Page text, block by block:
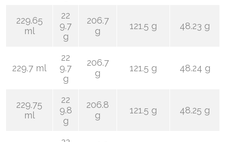
229.65
ml
22
9.7
g
206.7
g
121.5 g 48.23 g
229.7 ml
22
9.7
g
206.7
g
121.5 g 48.24 g
229.75
ml
22
9.8
g
206.8
g
121.5 g 48.25 g